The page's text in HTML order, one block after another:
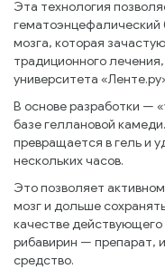
Эта технология
мозга, которая
традиционного
университета
В основе разработки —
базе геллановой
превращается в гель и
нескольких часов.
Это позволяет
мозг и дольше
качестве
рибавирин — препарат,
средство.